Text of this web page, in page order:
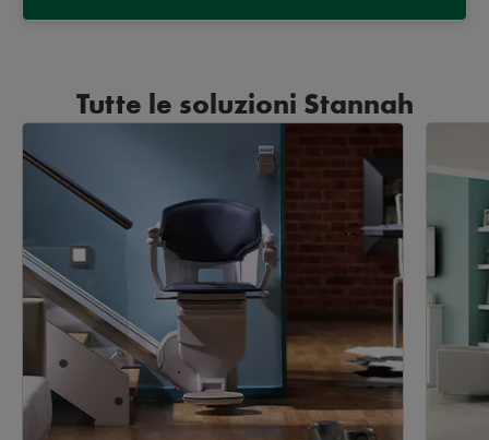
Tutte le soluzioni Stannah